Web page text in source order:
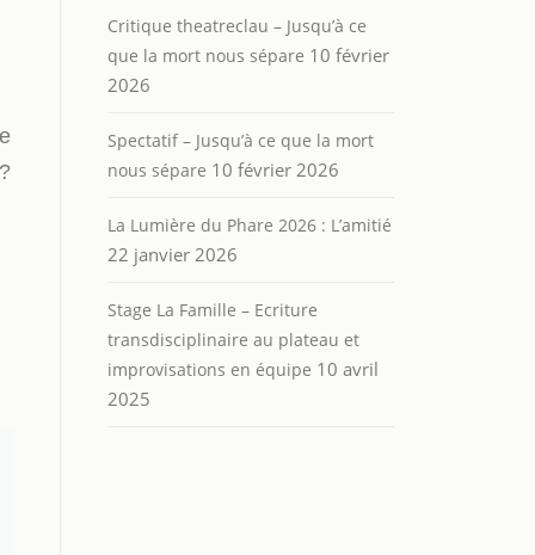
Critique theatreclau – Jusqu’à ce
que la mort nous sépare 10 février
2026
Spectatif – Jusqu’à ce que la mort
nous sépare 10 février 2026
La Lumière du Phare 2026 : L’amitié
22 janvier 2026
Stage La Famille – Ecriture
transdisciplinaire au plateau et
improvisations en équipe 10 avril
2025